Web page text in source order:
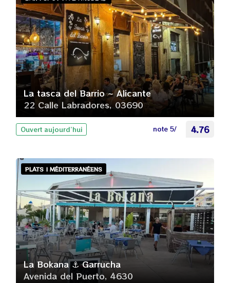
La tasca del Barrio ~ Alicante
22 Calle Labradores, 03690
Ouvert aujourd’hui note 5/ 4.76
PLATS | MÉDITERRANÉENS
La Bokana ⚓ Garrucha
Avenida del Puerto, 4630